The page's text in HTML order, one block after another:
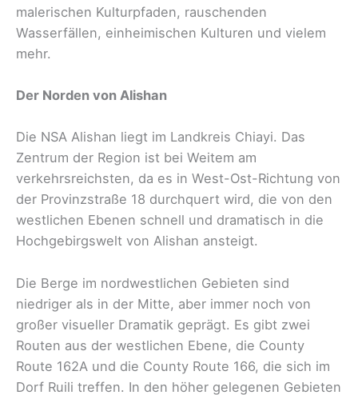
malerischen Kulturpfaden, rauschenden
Wasserfällen, einheimischen Kulturen und vielem
mehr.
Der Norden von Alishan
Die NSA Alishan liegt im Landkreis Chiayi. Das
Zentrum der Region ist bei Weitem am
verkehrsreichsten, da es in West-Ost-Richtung von
der Provinzstraße 18 durchquert wird, die von den
westlichen Ebenen schnell und dramatisch in die
Hochgebirgswelt von Alishan ansteigt.
Die Berge im nordwestlichen Gebieten sind
niedriger als in der Mitte, aber immer noch von
großer visueller Dramatik geprägt. Es gibt zwei
Routen aus der westlichen Ebene, die County
Route 162A und die County Route 166, die sich im
Dorf Ruili treffen. In den höher gelegenen Gebieten